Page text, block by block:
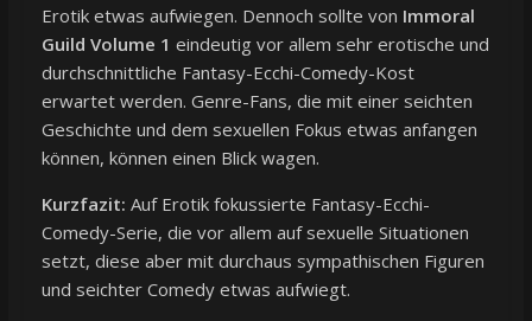
Erotik etwas aufwiegen. Dennoch sollte von Immoral
Guild Volume 1 eindeutig vor allem sehr erotische und
durchschnittliche Fantasy-Ecchi-Comedy-Kost
erwartet werden. Genre-Fans, die mit einer seichten
Geschichte und dem sexuellen Fokus etwas anfangen
können, können einen Blick wagen.
Kurzfazit: Auf Erotik fokussierte Fantasy-Ecchi-
Comedy-Serie, die vor allem auf sexuelle Situationen
setzt, diese aber mit durchaus sympathischen Figuren
und seichter Comedy etwas aufwiegt.